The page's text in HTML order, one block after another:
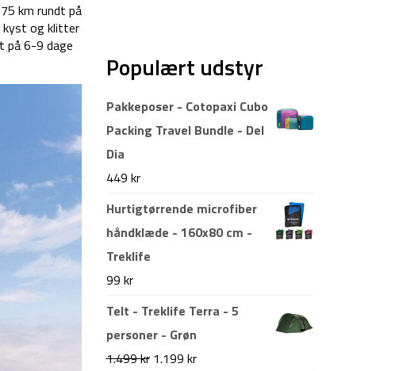
km rundt på
kyst og klitter
på 6-9 dage
Populært udstyr
Pakkeposer - Cotopaxi Cubo
Packing Travel Bundle - Del
Dia
449 kr
Hurtigtørrende microfiber
håndklæde - 160x80 cm -
Treklife
99 kr
Telt - Treklife Terra - 5
personer - Grøn
1.499kr Den
1.199 krDen